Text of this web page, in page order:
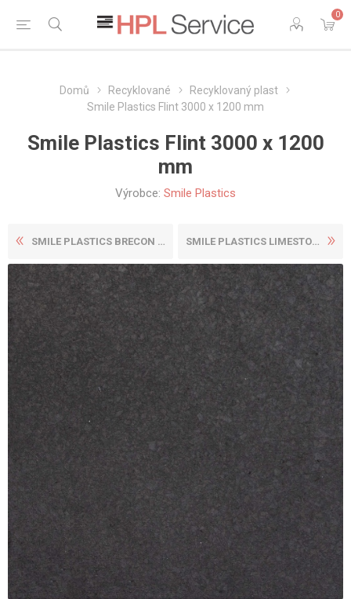
0
Domů Recyklované
Recyklovaný plast
Smile Plastics Flint 3000 x 1200 mm
Smile Plastics Flint 3000 x 1200
mm
Výrobce: Smile Plastics
SMILE PLASTICS BRECON 3000 ... SMILE PLASTICS LIMESTONE 30...